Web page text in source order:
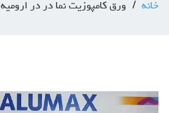
خانه ورق كامپوزيت نما در در اروميه